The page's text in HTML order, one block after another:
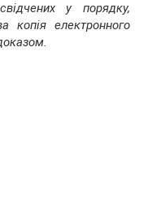
у порядку,
копія електронного